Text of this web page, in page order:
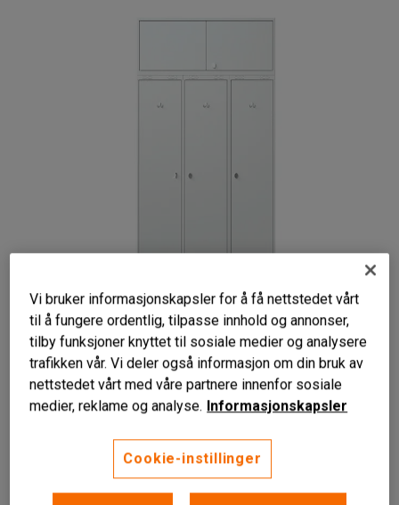
Spesialdesignet for uniformerte yrker
Tilgjengelig i flere varianter
Helveiset konstruksjon
Vi bruker informasjonskapsler for å få nettstedet vårt
til å fungere ordentlig, tilpasse innhold og annonser,
tilby funksjoner knyttet til sosiale medier og analysere
trafikken vår. Vi deler også informasjon om din bruk av
nettstedet vårt med våre partnere innenfor sosiale
medier, reklame og analyse. Informasjonskapsler
Cookie-instillinger